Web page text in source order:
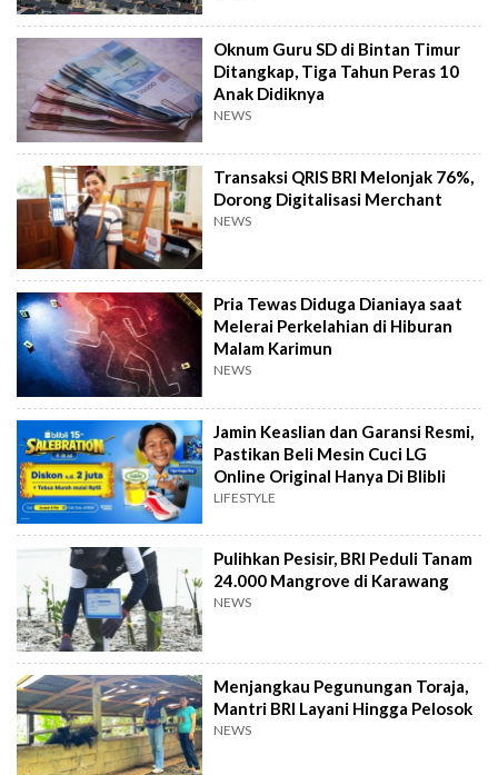
Oknum Guru SD di Bintan Timur
Ditangkap, Tiga Tahun Peras 10
Anak Didiknya
NEWS
Transaksi QRIS BRI Melonjak 76%,
Dorong Digitalisasi Merchant
NEWS
Pria Tewas Diduga Dianiaya saat
Melerai Perkelahian di Hiburan
Malam Karimun
NEWS
Jamin Keaslian dan Garansi Resmi,
Pastikan Beli Mesin Cuci LG
Online Original Hanya Di Blibli
LIFESTYLE
Pulihkan Pesisir, BRI Peduli Tanam
24.000 Mangrove di Karawang
NEWS
Menjangkau Pegunungan Toraja,
Mantri BRI Layani Hingga Pelosok
NEWS